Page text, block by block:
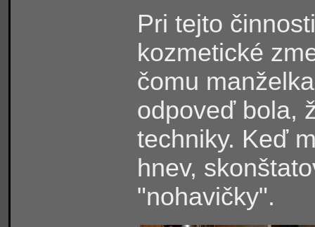
Pri tejto
kozmetické
čomu
odpoveď bola,
techniky. Keď
hnev,
"nohavičky".